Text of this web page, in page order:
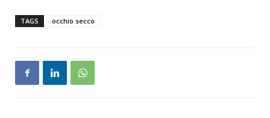
TAGS occhio secco